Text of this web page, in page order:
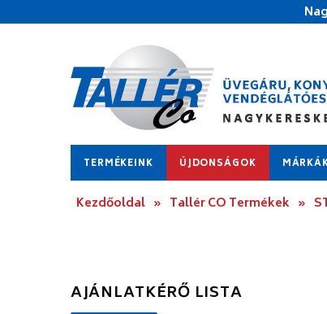
TERMÉKEINK ÚJDONSÁGOK
Kezdőoldal » Tallér CO Termékek »
AJÁNLATKÉRŐ LISTA